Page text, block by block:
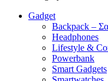
Gadget
Backpack –
Headphones
Lifestyle &
Powerbank
Smart Gadgets